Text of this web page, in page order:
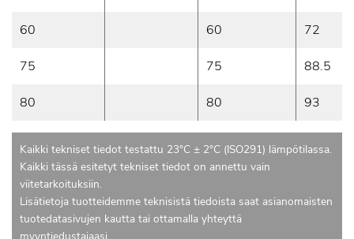
60 60 72
75 75 88.5
80 80 93
Kaikki tekniset tiedot testattu 23°C ± 2°C (ISO291) lämpötilassa.
Kaikki tässä esitetyt tekniset tiedot on annettu vain
viitetarkoituksiin.
Lisätietoja tuotteidemme teknisistä tiedoista saat asianomaisten
tuotedatasivujen kautta tai ottamalla yhteyttä